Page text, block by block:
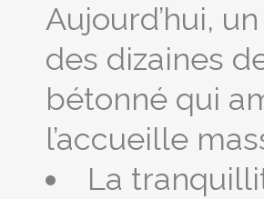
Aujourd’hui,
des dizaines
bétonné qui
l’accueille
La